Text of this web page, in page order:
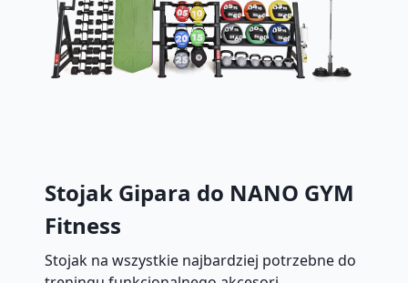
Stojak Gipara do NANO GYM
Fitness
Stojak na wszystkie najbardziej potrzebne do